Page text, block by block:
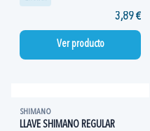
3,89 €
Ver producto
SHIMANO
LLAVE SHIMANO REGULAR